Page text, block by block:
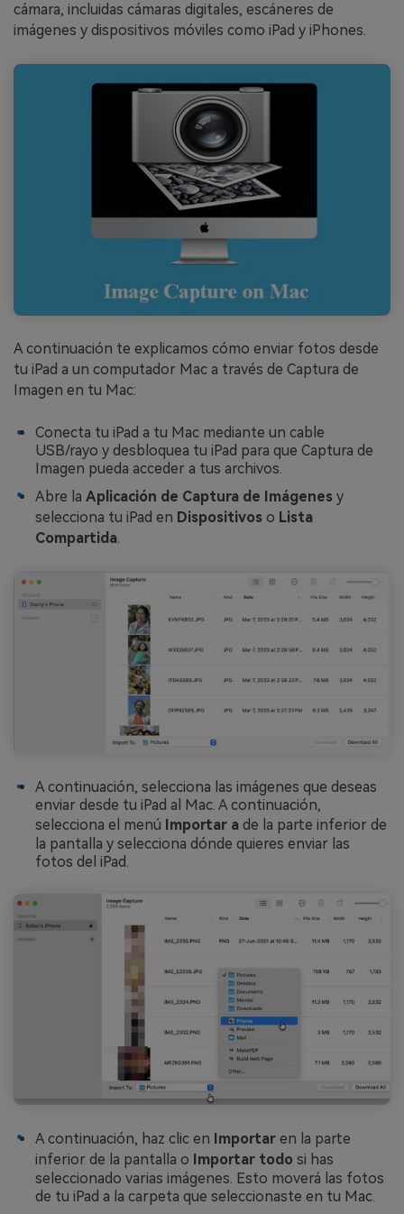
cámara, incluidas cámaras digitales, escáneres de
imágenes y dispositivos móviles como iPad y iPhones.
A continuación te explicamos cómo enviar fotos desde
tu iPad a un computador Mac a través de Captura de
Imagen en tu Mac:
Conecta tu iPad a tu Mac mediante un cable
USB/rayo y desbloquea tu iPad para que Captura de
Imagen pueda acceder a tus archivos.
Abre la Aplicación de Captura de Imágenes y
selecciona tu iPad en Dispositivos o Lista
Compartida.
A continuación, selecciona las imágenes que deseas
enviar desde tu iPad al Mac. A continuación,
selecciona el menú Importar a de la parte inferior de
la pantalla y selecciona dónde quieres enviar las
fotos del iPad.
A continuación, haz clic en Importar en la parte
inferior de la pantalla o Importar todo si has
seleccionado varias imágenes. Esto moverá las fotos
de tu iPad a la carpeta que seleccionaste en tu Mac.